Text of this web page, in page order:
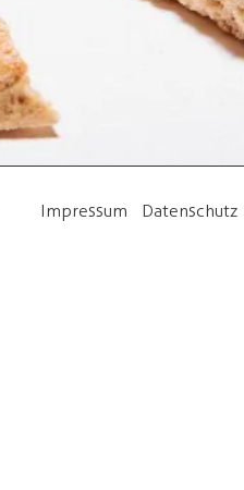
Impressum Datenschutz